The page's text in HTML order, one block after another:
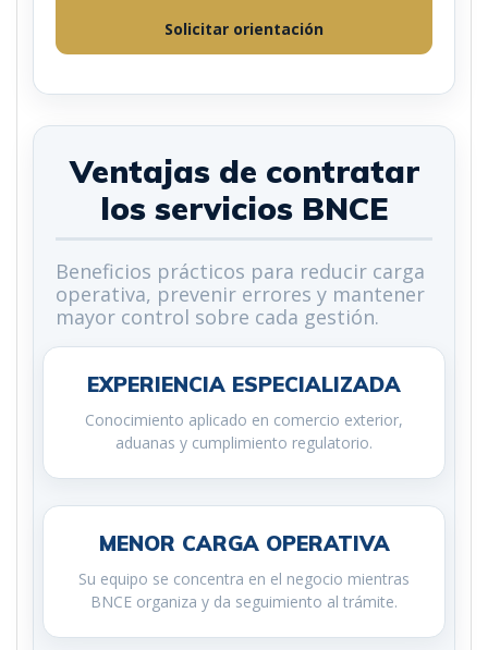
Solicitar orientación
Ventajas de contratar
los servicios BNCE
Beneficios prácticos para reducir carga
operativa, prevenir errores y mantener
mayor control sobre cada gestión.
EXPERIENCIA ESPECIALIZADA
Conocimiento aplicado en comercio exterior,
aduanas y cumplimiento regulatorio.
MENOR CARGA OPERATIVA
Su equipo se concentra en el negocio mientras
BNCE organiza y da seguimiento al trámite.